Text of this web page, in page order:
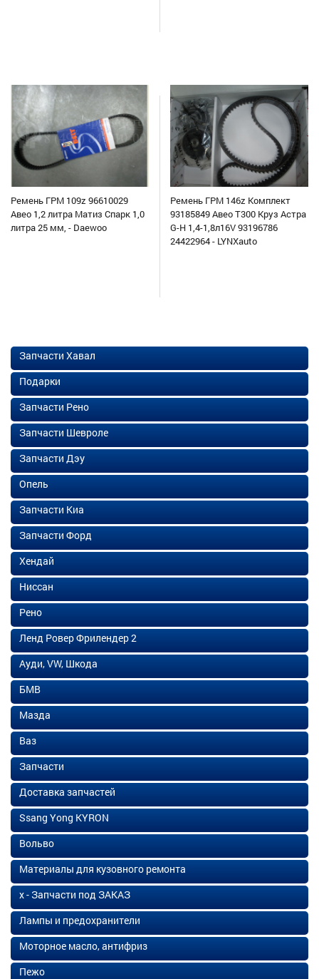
Ремень ГРМ 109z 96610029
Авео 1,2 литра Матиз Спарк 1,0
литра 25 мм, - Daewoo
Ремень ГРМ 146z Комплект
93185849 Авео Т300 Круз Астра
G-H 1,4-1,8л16V 93196786
24422964 - LYNXauto
Запчасти Хавал
Подарки
Запчасти Рено
Запчасти Шевроле
Запчасти Дэу
Опель
Запчасти Киа
Запчасти Форд
Хендай
Ниссан
Рено
Ленд Ровер Фрилендер 2
Ауди, VW, Шкода
БМВ
Мазда
Ваз
Запчасти
Доставка запчастей
Ssang Yong KYRON
Вольво
Материалы для кузовного ремонта
х - Запчасти под ЗАКАЗ
Лампы и предохранители
Моторное масло, антифриз
Пежо